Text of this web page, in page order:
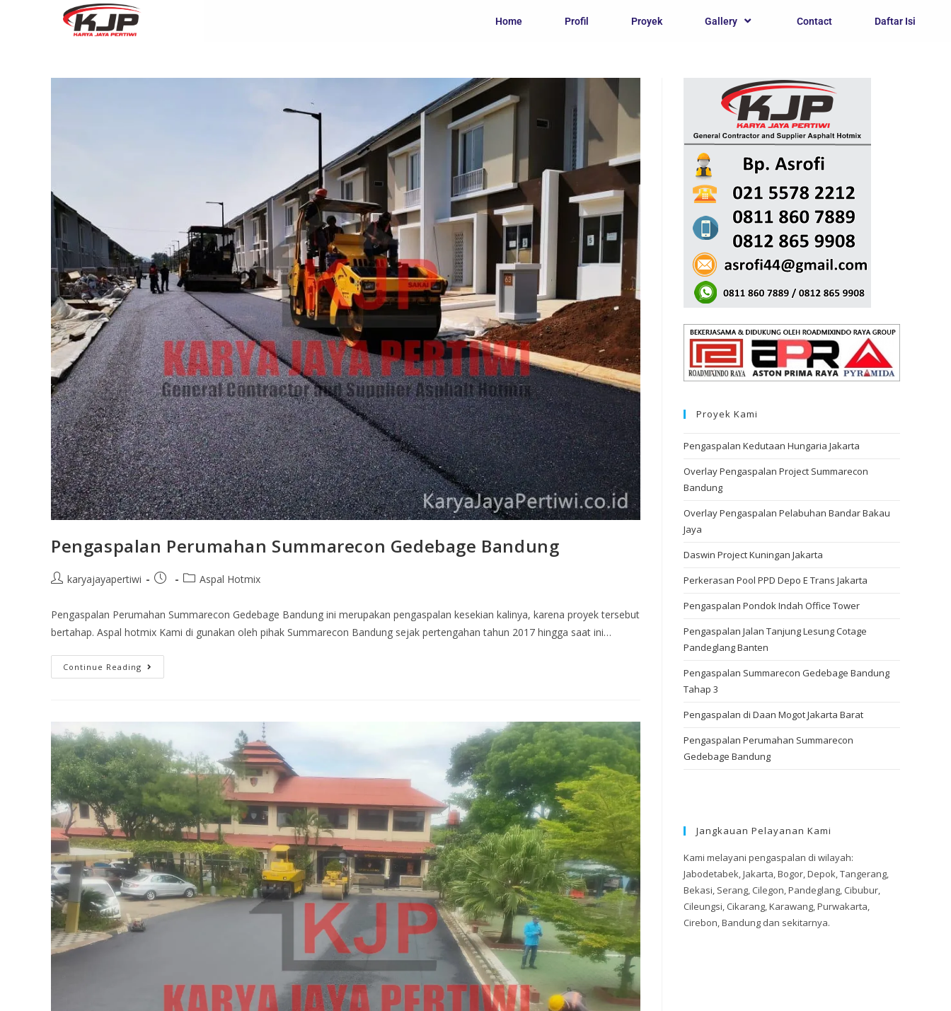
Home Profil Proyek Gallery Contact Daftar Isi
Pengaspalan Perumahan Summarecon Gedebage Bandung
karyajayapertiwi Aspal Hotmix
Pengaspalan Perumahan Summarecon Gedebage Bandung ini merupakan pengaspalan kesekian kalinya, karena proyek tersebut
bertahap. Aspal hotmix Kami di gunakan oleh pihak Summarecon Bandung sejak pertengahan tahun 2017 hingga saat ini…
Continue Reading
Proyek Kami
Pengaspalan Kedutaan Hungaria Jakarta
Overlay Pengaspalan Project Summarecon
Bandung
Overlay Pengaspalan Pelabuhan Bandar Bakau
Jaya
Daswin Project Kuningan Jakarta
Perkerasan Pool PPD Depo E Trans Jakarta
Pengaspalan Pondok Indah Office Tower
Pengaspalan Jalan Tanjung Lesung Cotage
Pandeglang Banten
Pengaspalan Summarecon Gedebage Bandung
Tahap 3
Pengaspalan di Daan Mogot Jakarta Barat
Pengaspalan Perumahan Summarecon
Gedebage Bandung
Jangkauan Pelayanan Kami
Kami melayani pengaspalan di wilayah:
Jabodetabek, Jakarta, Bogor, Depok, Tangerang,
Bekasi, Serang, Cilegon, Pandeglang, Cibubur,
Cileungsi, Cikarang, Karawang, Purwakarta,
Cirebon, Bandung dan sekitarnya.